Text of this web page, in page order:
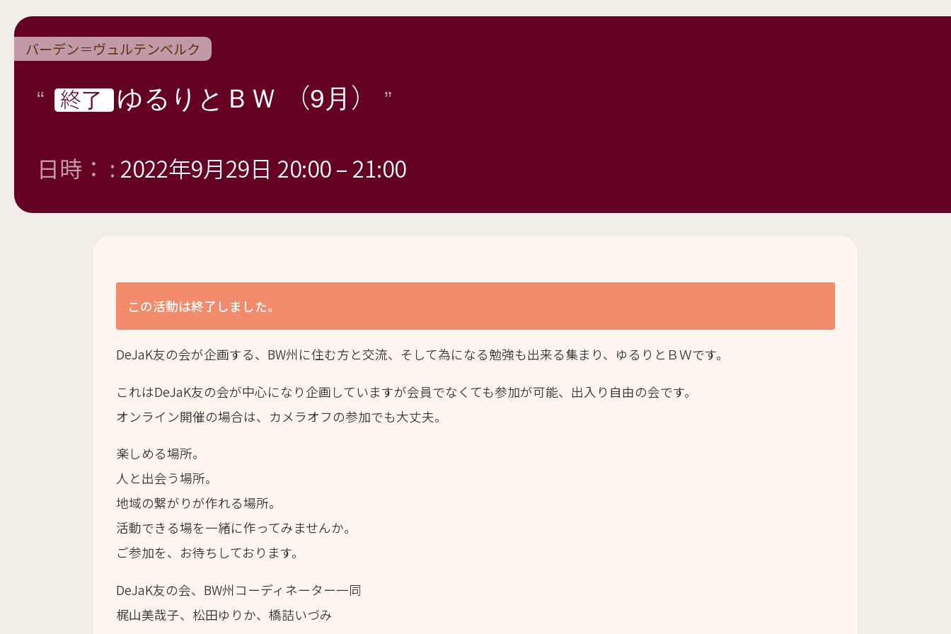
バーデン＝ヴュルテンベルク
終了 ゆるりとＢＷ （9月）
日時： : 2022年9月29日 20:00–21:00
この活動は終了しました。
DeJaK友の会が企画する、 BW州に住む方と交流、 そして為になる勉強も出来る集まり、ゆるりとＢＷです。
これはDeJaK友の会が中心になり企画していますが会員でなくても参加が可能、出入り自由の会です。
オンライン開催の場合は、カメラオフの参加でも大丈夫。
楽しめる場所。
人と出会う場所。
地域の繋がりが作れる場所。
活動できる場を一緒に作ってみませんか。
ご参加を、お待ちしております。
DeJaK友の会、 BW州コーディネーター一同
梶山美哉子、松田ゆりか、橋詰いづみ